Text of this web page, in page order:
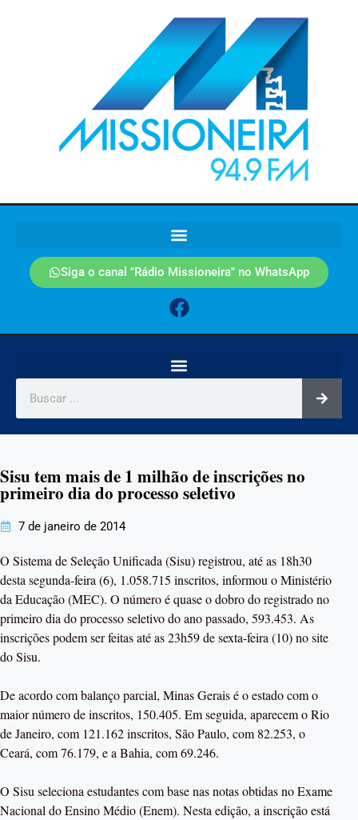
Siga o canal "Rádio Missioneira" no WhatsApp
Sisu tem mais de 1 milhão de inscrições no
primeiro dia do processo seletivo
7 de janeiro de 2014
O Sistema de Seleção Unificada (Sisu) registrou, até as 18h30
desta segunda-feira (6), 1.058.715 inscritos, informou o Ministério
da Educação (MEC). O número é quase o dobro do registrado no
primeiro dia do processo seletivo do ano passado, 593.453. As
inscrições podem ser feitas até as 23h59 de sexta-feira (10) no site
do Sisu.
De acordo com balanço parcial, Minas Gerais é o estado com o
maior número de inscritos, 150.405. Em seguida, aparecem o Rio
de Janeiro, com 121.162 inscritos, São Paulo, com 82.253, o
Ceará, com 76.179, e a Bahia, com 69.246.
O Sisu seleciona estudantes com base nas notas obtidas no Exame
Nacional do Ensino Médio (Enem). Nesta edição, a inscrição está